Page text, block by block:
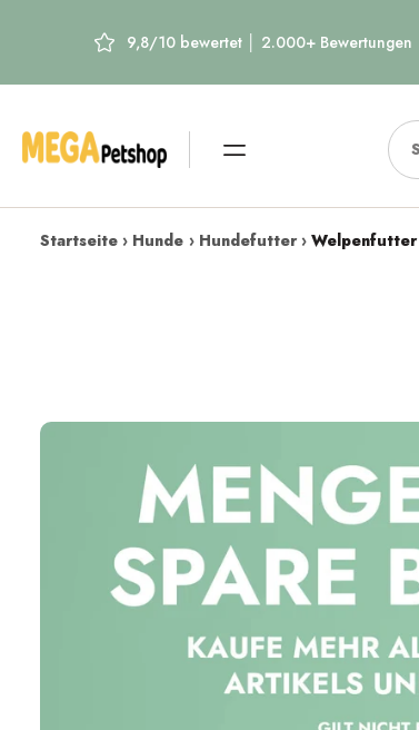
9,8/10 bewertet │ 2.000+ Bewertungen
Startseite › Hunde › Hundefutter › Welpenfutter